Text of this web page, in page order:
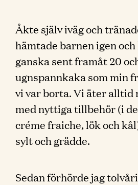
Åkte själv iväg och
hämtade barnen igen
ganska sent framåt 20
ugnspannkaka som min
vi var borta. Vi äter alltid
med nyttiga tillbehör (i
créme fraiche, lök och
sylt och grädde.
Sedan förhörde jag